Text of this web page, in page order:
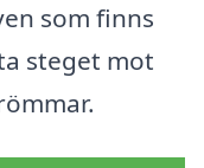
som finns
steget mot